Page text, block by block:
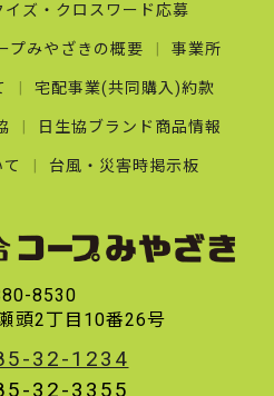
イズ・クロスワード応募
プみやざきの概要 事業所
宅配事業(共同購入)約款
日生協ブランド商品情報
台風・災害時掲示板
8530
頭2丁目10番26号
32-1234
32-3355